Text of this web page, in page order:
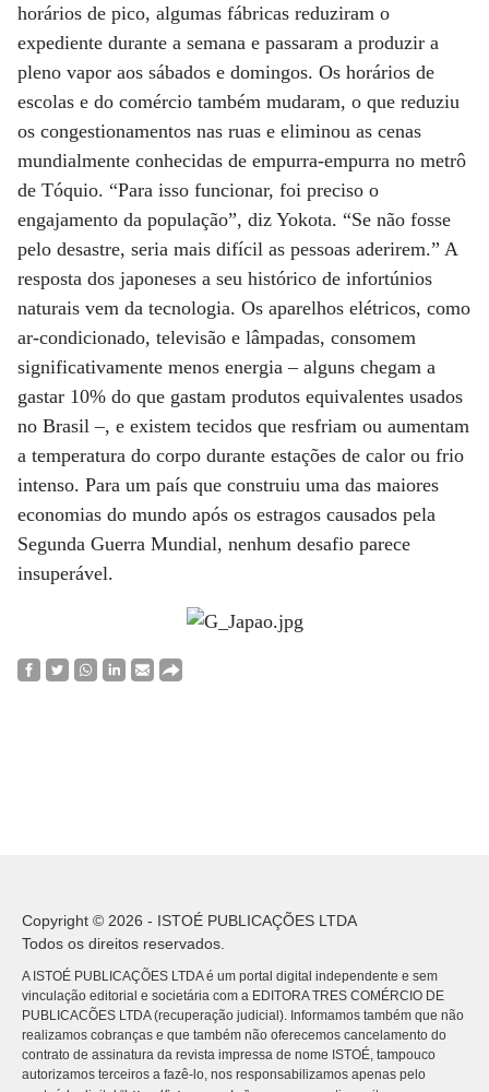
horários de pico, algumas fábricas reduziram o
expediente durante a semana e passaram a produzir a
pleno vapor aos sábados e domingos. Os horários de
escolas e do comércio também mudaram, o que reduziu
os congestionamentos nas ruas e eliminou as cenas
mundialmente conhecidas de empurra-empurra no metrô
de Tóquio. “Para isso funcionar, foi preciso o
engajamento da população”, diz Yokota. “Se não fosse
pelo desastre, seria mais difícil as pessoas aderirem.” A
resposta dos japoneses a seu histórico de infortúnios
naturais vem da tecnologia. Os aparelhos elétricos, como
ar-condicionado, televisão e lâmpadas, consomem
significativamente menos energia – alguns chegam a
gastar 10% do que gastam produtos equivalentes usados
no Brasil –, e existem tecidos que resfriam ou aumentam
a temperatura do corpo durante estações de calor ou frio
intenso. Para um país que construiu uma das maiores
economias do mundo após os estragos causados pela
Segunda Guerra Mundial, nenhum desafio parece
insuperável.
Copyright © 2026 - ISTOÉ PUBLICAÇÕES LTDA
Todos os direitos reservados.
A ISTOÉ PUBLICAÇÕES LTDA é um portal digital independente e sem
vinculação editorial e societária com a EDITORA TRES COMÉRCIO DE
PUBLICACÕES LTDA (recuperação judicial). Informamos também que não
realizamos cobranças e que também não oferecemos cancelamento do
contrato de assinatura da revista impressa de nome ISTOÉ, tampouco
autorizamos terceiros a fazê-lo, nos responsabilizamos apenas pelo